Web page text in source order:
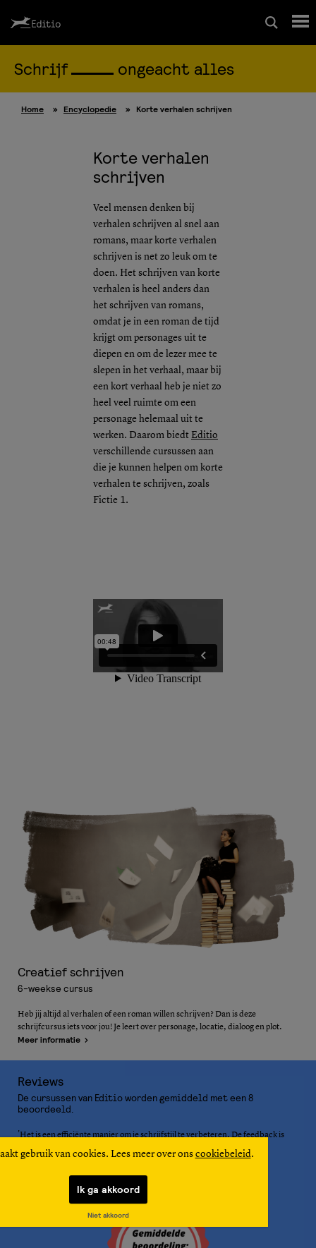
Schrijfcursussen
Leesrapport/begeleiding
Wedstrijd
Magazine
Editio Producties
Mijn Editio
gebruik van cookies. Lees meer over ons cookiebeleid .
Ik ga akkoord
Niet akkoord
Schrijf ongeacht alles
Home » Encyclopedie » Korte verhalen schrijven
Korte verhalen
schrijven
Veel mensen denken bij
verhalen schrijven al snel aan
romans, maar korte verhalen
schrijven is net zo leuk om te
doen. Het schrijven van korte
verhalen is heel anders dan
het schrijven van romans,
omdat je in een roman de tijd
krijgt om personages uit te
diepen en om de lezer mee te
slepen in het verhaal, maar bij
een kort verhaal heb je niet zo
heel veel ruimte om een
personage helemaal uit te
werken. Daarom biedt Editio
verschillende cursussen aan
die je kunnen helpen om korte
verhalen te schrijven, zoals
Fictie 1.
Creatief schrijven
6-weekse cursus
Heb jij altijd al verhalen of een roman willen schrijven? Dan is deze
schrijfcursus iets voor jou! Je leert over personage, locatie, dialoog en plot.
Meer informatie
Reviews
De cursussen van Editio worden gemiddeld met een 8
beoordeeld.
'Het is een efficiënte manier om je schrijfstijl te verbeteren. De feedback is
waardevol, je wordt voldoende aan het werk gezet en uitgedaagd.'
Ilse van der Hasselt, Non-Fictie 2 (Levensverhaal) cursist­­